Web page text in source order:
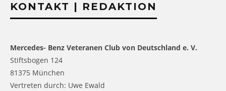
KONTAKT | REDAKTION
Mercedes- Benz Veteranen Club von Deutschland e. V.
Stiftsbogen 124
81375 München
Vertreten durch: Uwe Ewald